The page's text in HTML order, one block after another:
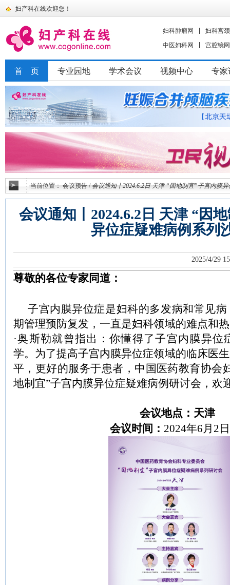
妇产科在线欢迎您！
妇科肿瘤网
妇科宫
中医妇科网
宫腔镜网
首 页 专业园地 学术会议 视频中心 专家
当前位置：会议预告 / 会议通知丨2024.6.2日 天津 “因地制宜”子宫内膜
会议通知丨2024.6.2日 天津 “因
异位症疑难病例系列
2025/4/29
尊敬的各位专家同道：
子宫内膜异位症是妇科的多发病和常见
期管理预防复发，一直是妇科领域的难点和
·奥斯勒就曾指出：你懂得了子宫内膜异位
学。为了提高子宫内膜异位症领域的临床医
平，更好的服务于患者，中国医药教育协会
地制宜”子宫内膜异位症疑难病例研讨会，欢
会议地点：天津
会议时间： 2024年6月2日